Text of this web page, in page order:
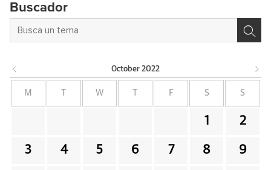
Buscador
October 2022
M W F S S
1 2
3 4 5 6 7 8 9